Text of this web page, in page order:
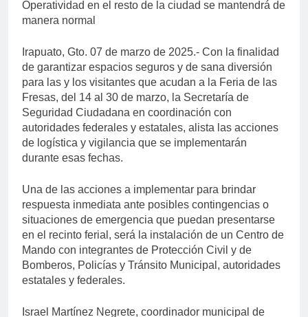
Operatividad en el resto de la ciudad se mantendrá de
manera normal
Irapuato, Gto. 07 de marzo de 2025.- Con la finalidad
de garantizar espacios seguros y de sana diversión
para las y los visitantes que acudan a la Feria de las
Fresas, del 14 al 30 de marzo, la Secretaría de
Seguridad Ciudadana en coordinación con
autoridades federales y estatales, alista las acciones
de logística y vigilancia que se implementarán
durante esas fechas.
Una de las acciones a implementar para brindar
respuesta inmediata ante posibles contingencias o
situaciones de emergencia que puedan presentarse
en el recinto ferial, será la instalación de un Centro de
Mando con integrantes de Protección Civil y de
Bomberos, Policías y Tránsito Municipal, autoridades
estatales y federales.
Israel Martínez Negrete, coordinador municipal de